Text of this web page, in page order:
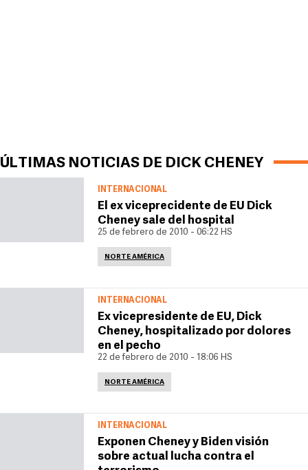
ÚLTIMAS NOTICIAS DE DICK CHENEY
INTERNACIONAL
El ex viceprecidente de EU Dick
Cheney sale del hospital
25 de febrero de 2010 - 06:22 HS
NORTE AMÉRICA
INTERNACIONAL
Ex vicepresidente de EU, Dick
Cheney, hospitalizado por dolores
en el pecho
22 de febrero de 2010 - 18:06 HS
NORTE AMÉRICA
INTERNACIONAL
Exponen Cheney y Biden visión
sobre actual lucha contra el